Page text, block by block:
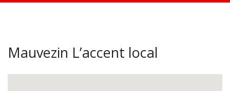
Mauvezin L’accent local